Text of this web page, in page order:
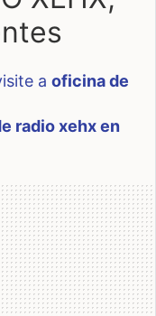
a oficina de
radio xehx en